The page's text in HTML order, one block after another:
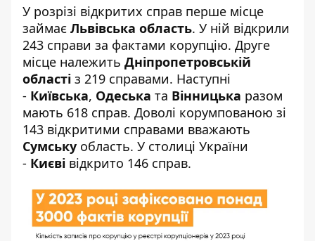
У розрізі відкритих справ перше місце
займає Львівська область. У ній відкрили
243 справи за фактами корупцію. Друге
місце належить Дніпропетровській
області з 219 справами. Наступні
- Київська, Одеська та Вінницька разом
мають 618 справ. Доволі корумпованою зі
143 відкритими справами вважають
Сумську область. У столиці України
- Києві відкрито 146 справ.